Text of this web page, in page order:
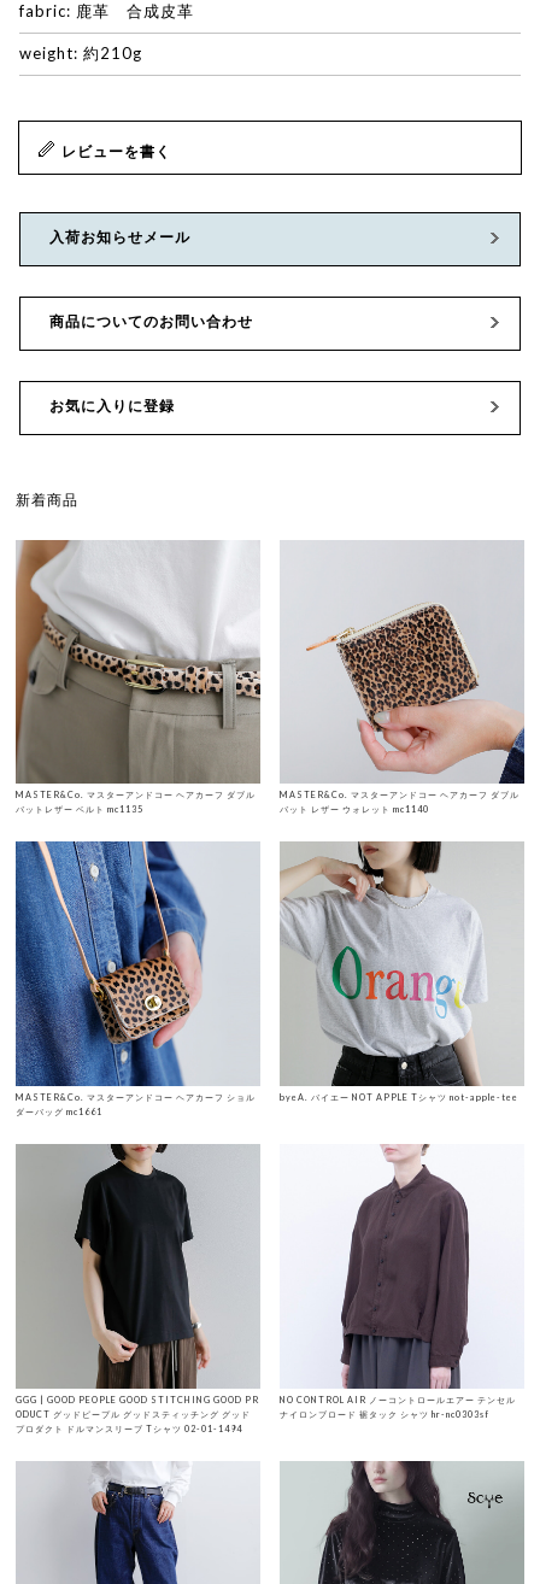
fabric: 鹿革 合成皮革
weight: 約210g
レビューを書く
入荷お知らせメール
商品についてのお問い合わせ
お気に入りに登録
新着商品
MASTER&Co. マスターアンドコー ヘアカーフ ダブル
バットレザー ベルト mc1135
MASTER&Co. マスターアンドコー ヘアカーフ ダブル
バット レザー ウォレット mc1140
MASTER&Co. マスターアンドコー ヘアカーフ ショル
ダーバッグ mc1661
byeA. バイエー NOT APPLE Tシャツ not-apple-tee
GGG | GOOD PEOPLE GOOD STITCHING GOOD PR
ODUCT グッドピープル グッドスティッチング グッド
プロダクト ドルマンスリーブ Tシャツ 02-01-1494
NO CONTROL AIR ノーコントロールエアー テンセル
ナイロンブロード 裾タック シャツ hr-nc0303sf